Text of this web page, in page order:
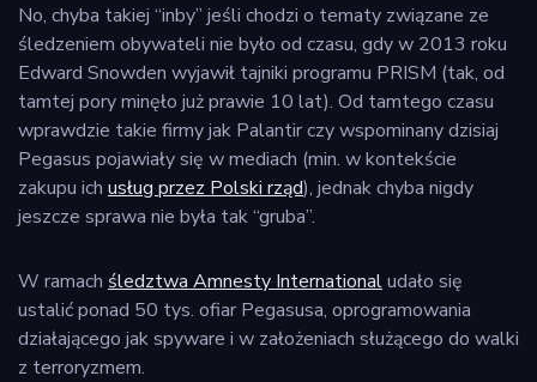
No, chyba takiej “inby” jeśli chodzi o tematy związane ze
śledzeniem obywateli nie było od czasu, gdy w 2013 roku
Edward Snowden wyjawił tajniki programu PRISM (tak, od
tamtej pory minęło już prawie 10 lat). Od tamtego czasu
wprawdzie takie firmy jak Palantir czy wspominany dzisiaj
Pegasus pojawiały się w mediach (min. w kontekście
zakupu ich usług przez Polski rząd), jednak chyba nigdy
jeszcze sprawa nie była tak “gruba”.
W ramach śledztwa Amnesty Internationaludało się
ustalić ponad 50 tys. ofiar Pegasusa, oprogramowania
działającego jak spyware i w założeniach służącego do walki
z terroryzmem.